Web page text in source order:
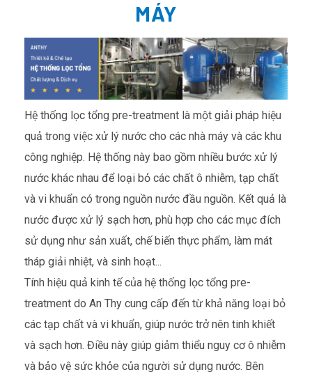
MÁY
Hệ thống lọc tổng pre-treatment là một giải pháp hiệu
quả trong việc xử lý nước cho các nhà máy và các khu
công nghiệp. Hệ thống này bao gồm nhiều bước xử lý
nước khác nhau để loại bỏ các chất ô nhiễm, tạp chất
và vi khuẩn có trong nguồn nước đầu nguồn. Kết quả là
nước được xử lý sạch hơn, phù hợp cho các mục đích
sử dụng như sản xuất, chế biến thực phẩm, làm mát
tháp giải nhiệt, và sinh hoạt...
Tính hiệu quả kinh tế của hệ thống lọc tổng pre-
treatment do An Thy cung cấp đến từ khả năng loại bỏ
các tạp chất và vi khuẩn, giúp nước trở nên tinh khiết
và sạch hơn. Điều này giúp giảm thiểu nguy cơ ô nhiễm
và bảo vệ sức khỏe của người sử dụng nước. Bên